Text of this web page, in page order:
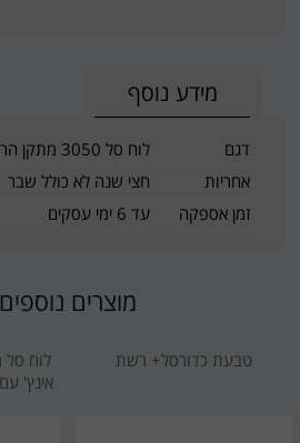
מידע נוסף
דגם
לוח סל 3050 מתקן הרחקה מהקיר 110/75
אחריות
חצי שנה לא כולל שבר
זמן אספקה
עד 6 ימי עסקים
מוצרים נוספים
טבעת כדורסל+ רשת